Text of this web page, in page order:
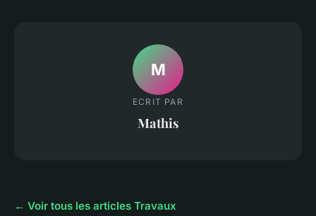
M
ECRIT PAR
Mathis
← Voir tous les articles Travaux